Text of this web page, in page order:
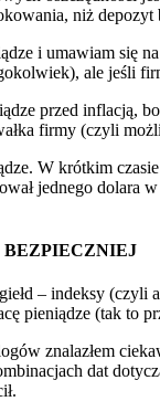
niż depozyt
i umawiam się
ale jeśli
przed inflacją,
firmy (czyli
W krótkim
jednego dolara
– indeksy
pieniądze (tak to
znalazłem
dat